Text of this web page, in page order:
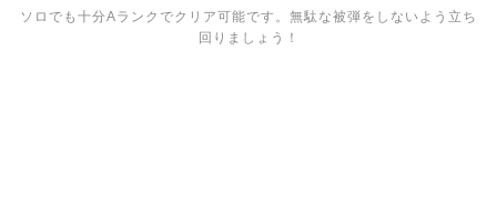
ソロでも十分Aランクでクリア可能です。無駄な被弾をしないよう立ち
回りましょう！